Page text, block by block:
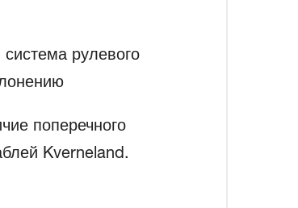
рулевого
поперечного
Kverneland.